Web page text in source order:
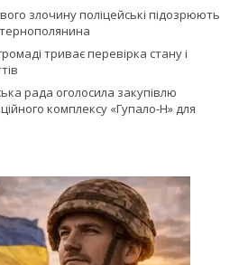
злочину поліцейські підозрюють
триває перевірка стану і
рада оголосила закупівлю
комплексу «Гупало-Н» для